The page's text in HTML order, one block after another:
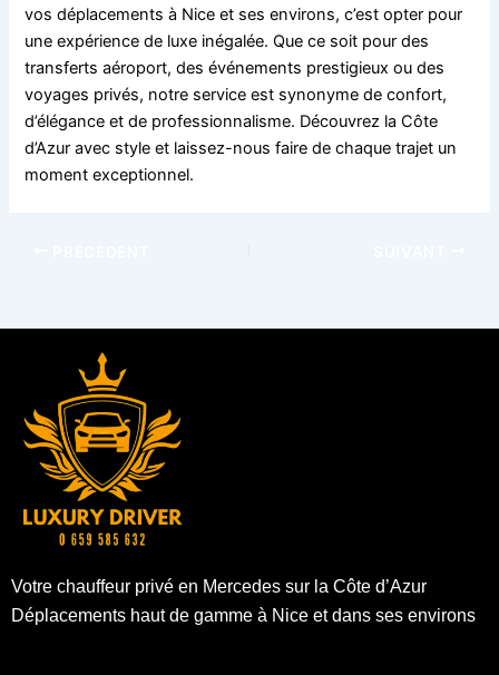
vos déplacements à Nice et ses environs, c’est opter pour
une expérience de luxe inégalée. Que ce soit pour des
transferts aéroport, des événements prestigieux ou des
voyages privés, notre service est synonyme de confort,
d’élégance et de professionnalisme. Découvrez la Côte
d’Azur avec style et laissez-nous faire de chaque trajet un
moment exceptionnel.
Votre chauffeur privé en Mercedes sur la Côte d’Azur
Déplacements haut de gamme à Nice et dans ses environs